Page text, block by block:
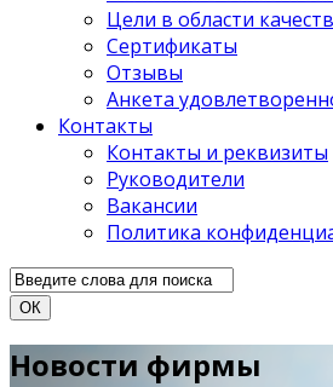
Цели в области
Сертификаты
Отзывы
Анкета
Контакты
­Контакты и реквизиты
Руководители
Вакансии
Политика
ОК
Новости фирмы